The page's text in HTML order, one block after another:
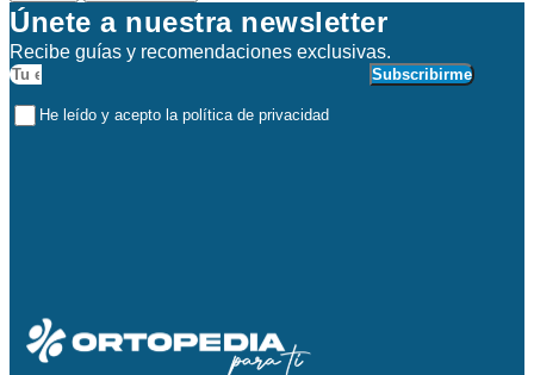
Únete a nuestra newsletter
Recibe guías y recomendaciones exclusivas.
He leído y acepto la política de privacidad
Subscribirme